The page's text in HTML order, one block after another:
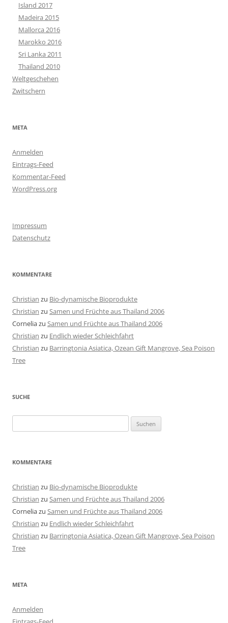
Island 2017
Madeira 2015
Mallorca 2016
Marokko 2016
Sri Lanka 2011
Thailand 2010
Weltgeschehen
Zwitschern
META
Anmelden
Eintrags-Feed
Kommentar-Feed
WordPress.org
Impressum
Datenschutz
KOMMENTARE
Christian zu Bio-dynamische Bioprodukte
Christian zu Samen und Früchte aus Thailand 2006
Corneliazu Samen und Früchte aus Thailand 2006
Christian zu Endlich wieder Schleichfahrt
Christian zu Barringtonia Asiatica, Ozean Gift Mangrove, Sea Poison
Tree
SUCHE
nach:
KOMMENTARE
Christian zu Bio-dynamische Bioprodukte
Christian zu Samen und Früchte aus Thailand 2006
Corneliazu Samen und Früchte aus Thailand 2006
Christian zu Endlich wieder Schleichfahrt
Christian zu Barringtonia Asiatica, Ozean Gift Mangrove, Sea Poison
Tree
META
Anmelden